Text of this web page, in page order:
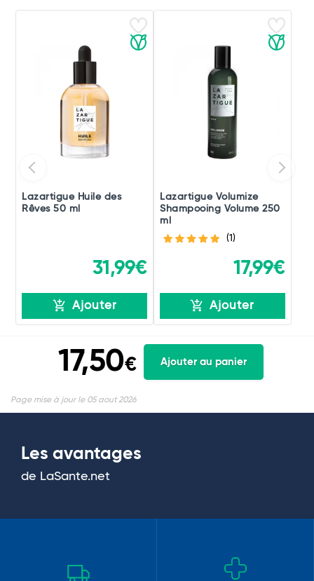
Lazartigue Huile des
Rêves 50 ml
31,99€
Ajouter
Lazartigue Volumize
Shampooing Volume 250
ml
(1)
17,99€
Ajouter
17,50€ Ajouter au panier
Page mise à jour le 05 aout 2026
Les avantages
de LaSante.net